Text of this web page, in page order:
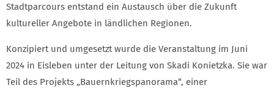
Stadtparcours entstand ein Austausch über die Zukunft
kultureller Angebote in ländlichen Regionen.
Konzipiert und umgesetzt wurde die Veranstaltung im Juni
2024 in Eisleben unter der Leitung von Skadi Konietzka. Sie war
Teil des Projekts „Bauernkriegspanorama“, einer